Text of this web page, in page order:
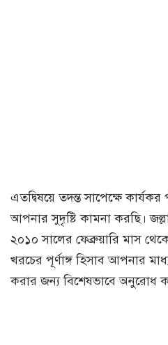
এতদ্বিষয়ে তদন্ত সাপেক্ষে
আপনার সুদৃষ্টি কামনা করছি।
২০১০ সালের ফেব্রুয়ারি মাস
খরচের পূর্ণাঙ্গ হিসাব আপনার
করার জন্য বিশেষভাবে অনুরোধ